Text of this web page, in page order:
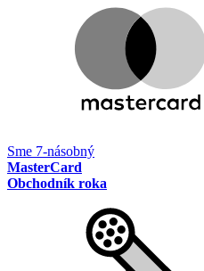
Sme 7-násobný
MasterCard
Obchodník roka